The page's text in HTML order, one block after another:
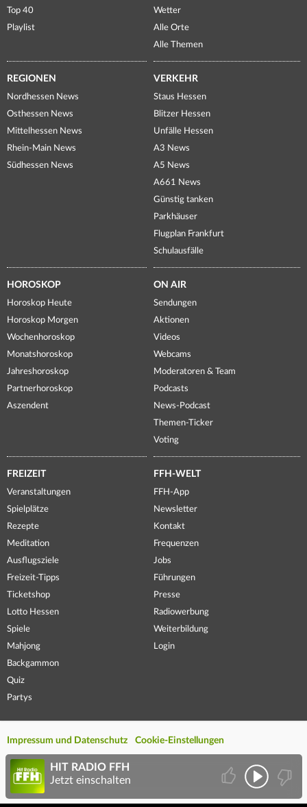
Top 40
Playlist
Wetter
Alle Orte
Alle Themen
REGIONEN
Nordhessen News
Osthessen News
Mittelhessen News
Rhein-Main News
Südhessen News
VERKEHR
Staus Hessen
Blitzer Hessen
Unfälle Hessen
A3 News
A5 News
A661 News
Günstig tanken
Parkhäuser
Flugplan Frankfurt
Schulausfälle
HOROSKOP
Horoskop Heute
Horoskop Morgen
Wochenhoroskop
Monatshoroskop
Jahreshoroskop
Partnerhoroskop
Aszendent
ON AIR
Sendungen
Aktionen
Videos
Webcams
Moderatoren & Team
Podcasts
News-Podcast
Themen-Ticker
Voting
FREIZEIT
Veranstaltungen
Spielplätze
Rezepte
Meditation
Ausflugsziele
Freizeit-Tipps
Ticketshop
Lotto Hessen
Spiele
Mahjong
Backgammon
Quiz
Partys
FFH-WELT
FFH-App
Newsletter
Kontakt
Frequenzen
Jobs
Führungen
Presse
Radiowerbung
Weiterbildung
Login
Impressum und Datenschutz Cookie-Einstellungen
HIT RADIO FFH
Jetzt einschalten